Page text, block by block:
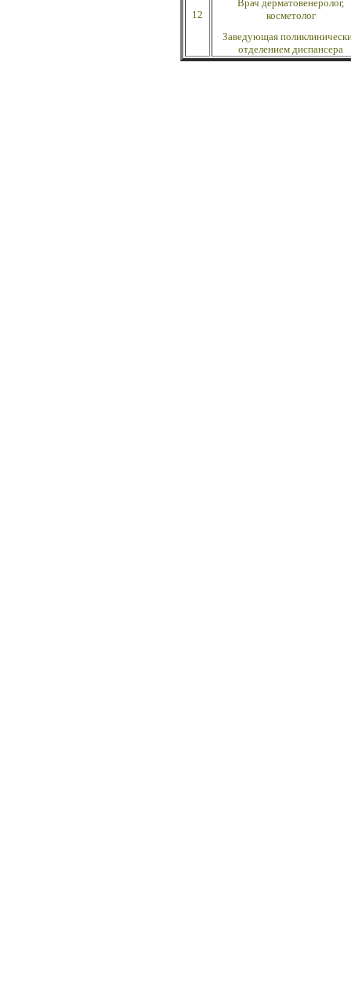
12
Врач дерматовенеролог,
косметолог
Заведующая
отделением диспансера